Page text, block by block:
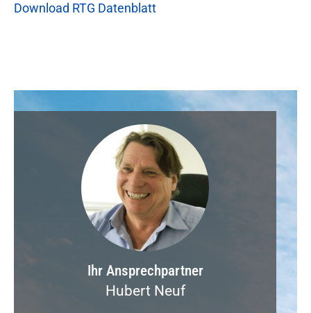
Download RTG Datenblatt
Ihr Ansprechpartner
Hubert Neuf